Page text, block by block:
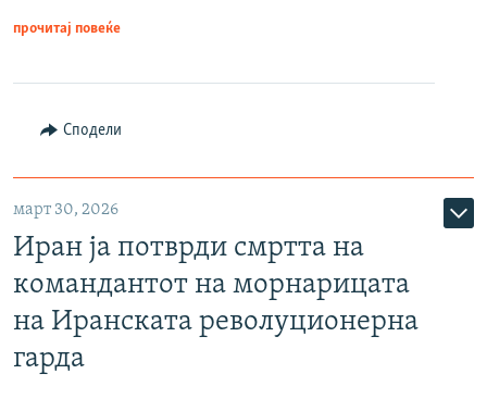
прочитај повеќе
Сподели
март 30, 2026
Иран ја потврди смртта на
командантот на морнарицата
на Иранската револуционерна
гарда